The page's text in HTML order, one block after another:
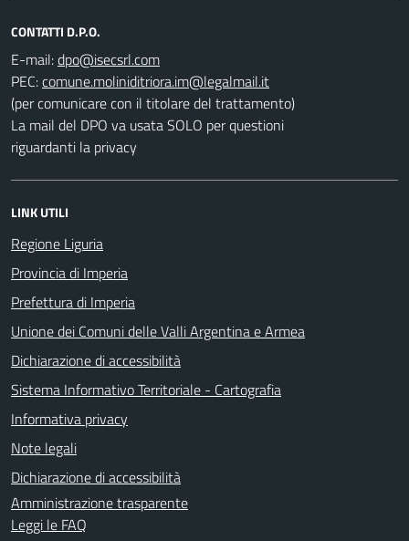
CONTATTI D.P.O.
E-mail:
PEC:
(per comunicare con il titolare del trattamento)
La mail del DPO va usata SOLO per questioni
riguardanti la privacy
LINK UTILI
Regione Liguria
Provincia di Imperia
Prefettura di Imperia
Unione dei Comuni delle Valli Argentina e Armea
Dichiarazione di accessibilità
Sistema Informativo Territoriale - Cartografia
Informativa privacy
Note legali
Dichiarazione di accessibilità
Amministrazione trasparente
Leggi le FAQ